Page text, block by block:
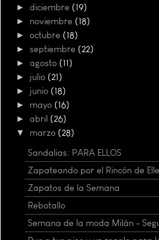
► diciembre (19)
► noviembre (18)
► octubre (18)
► septiembre (22)
► agosto (11)
► julio (21)
► junio (18)
► mayo (16)
► abril (26)
▼ marzo (28)
Sandalias: PARA ELLOS
Zapateando por el Rincón de Elle
Zapatos de la Semana
Rebotallo
Semana de la moda Milán -